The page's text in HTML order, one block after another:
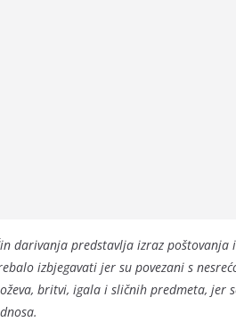
darivanja predstavlja izraz
izbjegavati jer su povezani s
britvi, igala i sličnih predmeta, jer